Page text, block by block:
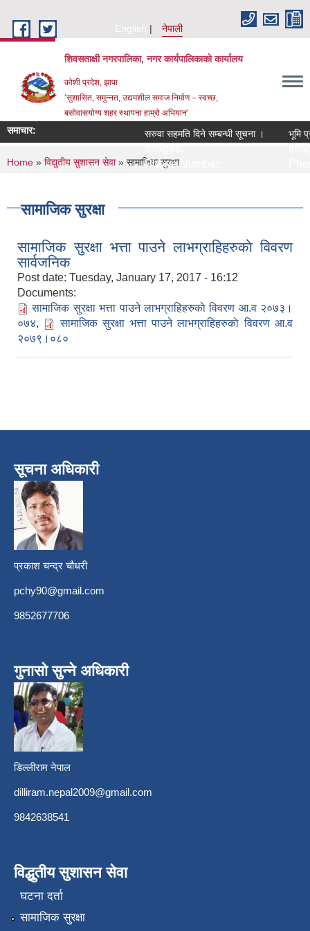
English
नेपाली
शिवसताक्षी नगरपालिका, नगर कार्यपालिकाकाे कार्यालय
कोशी प्रदेश, झापा
‘सुशासित, समुन्‍नत, उद्यमशील समाज निर्माण – स्वच्छ,
बसोवासयोग्य शहर स्थापना हाम्रो अभियान’
समाचार: सरुवा सहमति दिने सम्बन्धी सूचना ।
Phone Number:
भूमि
You are here
Home » विद्युतीय सुशासन सेवा» सामाजिक सुरक्षा
सामाजिक सुरक्षा
सामाजिक सुरक्षा भत्ता पाउने लाभग्राहिहरुकाे विवरण
सार्वजनिक
Post date: Tuesday, January 17, 2017 - 16:12
Documents:
सामाजिक सुरक्षा भत्ता पाउने लाभग्राहिहरुकाे विवरण आ.व २०७३।
०७४,
सामाजिक सुरक्षा भत्ता पाउने लाभग्राहिहरुकाे विवरण आ.व
२०७९।०८०
सूचना अधिकारी
प्रकाश चन्द्र चौधरी
pchy90@gmail.com
9852677706
गुनासो सुन्ने अधिकारी
डिल्लीराम नेपाल
dilliram.nepal2009@gmail.com
9842638541
विद्धुतीय सुशासन सेवा
घटना दर्ता
सामाजिक सुरक्षा